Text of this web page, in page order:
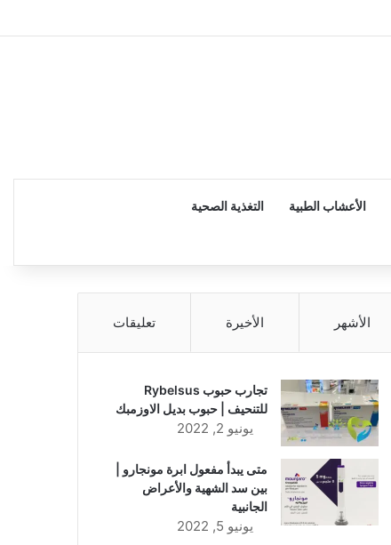
الأعشاب الطبية التغذية الصحية
الأشهر الأخيرة تعليقات
تجارب حبوب Rybelsus
للتنحيف | حبوب بديل الاوزمبك
يونيو 2, 2022
متى يبدأ مفعول ابرة مونجارو |
بين سد الشهية والأعراض
الجانبية
يونيو 5, 2022